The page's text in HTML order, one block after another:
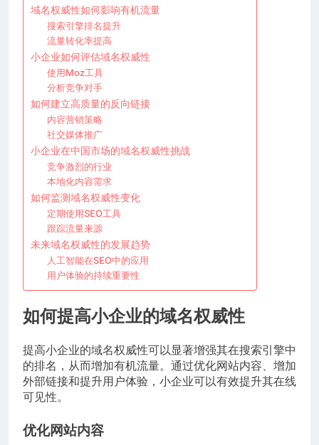
域名权威性如何影响有机流量
搜索引擎排名提升
流量转化率提高
小企业如何评估域名权威性
使用Moz工具
分析竞争对手
如何建立高质量的反向链接
内容营销策略
社交媒体推广
小企业在中国市场的域名权威性挑战
竞争激烈的行业
本地化内容需求
如何监测域名权威性变化
定期使用SEO工具
跟踪流量来源
未来域名权威性的发展趋势
人工智能在SEO中的应用
用户体验的持续重要性
如何提高小企业的域名权威性
提高小企业的域名权威性可以显著增强其在搜索引擎中
的排名，从而增加有机流量。通过优化网站内容、增加
外部链接和提升用户体验，小企业可以有效提升其在线
可见性。
优化网站内容